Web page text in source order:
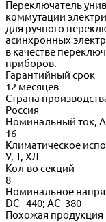
Переключатель
коммутации
для ручного
асинхронных
в качестве
приборов.
Гарантийный срок
12 месяцев
Страна
Россия
Номинальный ток, А
16
Климатическое
У, Т, ХЛ
Кол-во секций
8
Номинальное
DC - 440; AC- 380
Похожая продукция